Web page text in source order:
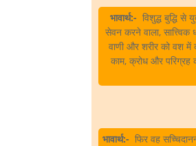
भावार्थ:- विशुद्ध बुद्धि से
सेवन करने वाला,
वाणी और शरीर को वश में
काम, क्रोध और परिग्रह
भावार्थ:- फिर वह